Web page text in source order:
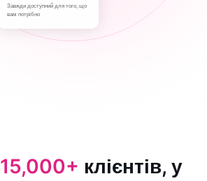
Завжди доступний для того, що
вам потрібно
15,000+ клієнтів, у